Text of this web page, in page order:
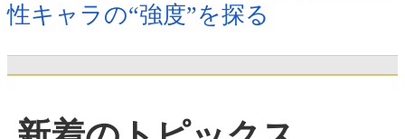
性キャラの“強度”を探る